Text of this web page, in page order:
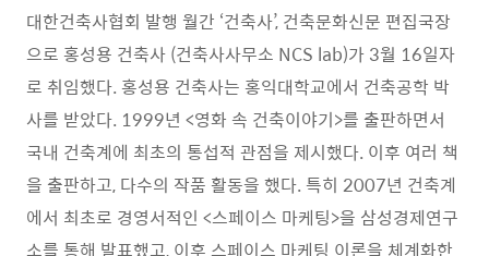
대한건축사협회 발행 월간 ‘건축사’, 건축문화신문 편집국장
으로 홍성용 건축사 (건축사사무소 NCS lab)가 3월 16일자
로 취임했다. 홍성용 건축사는 홍익대학교에서 건축공학 박
사를 받았다. 1999년 <영화 속 건축이야기>를 출판하면서
국내 건축계에 최초의 통섭적 관점을 제시했다. 이후 여러 책
을 출판하고, 다수의 작품 활동을 했다. 특히 2007년 건축계
에서 최초로 경영서적인 <스페이스 마케팅>을 삼성경제연구
소를 통해 발표했고, 이후 스페이스 마케팅 이론을 체계화한